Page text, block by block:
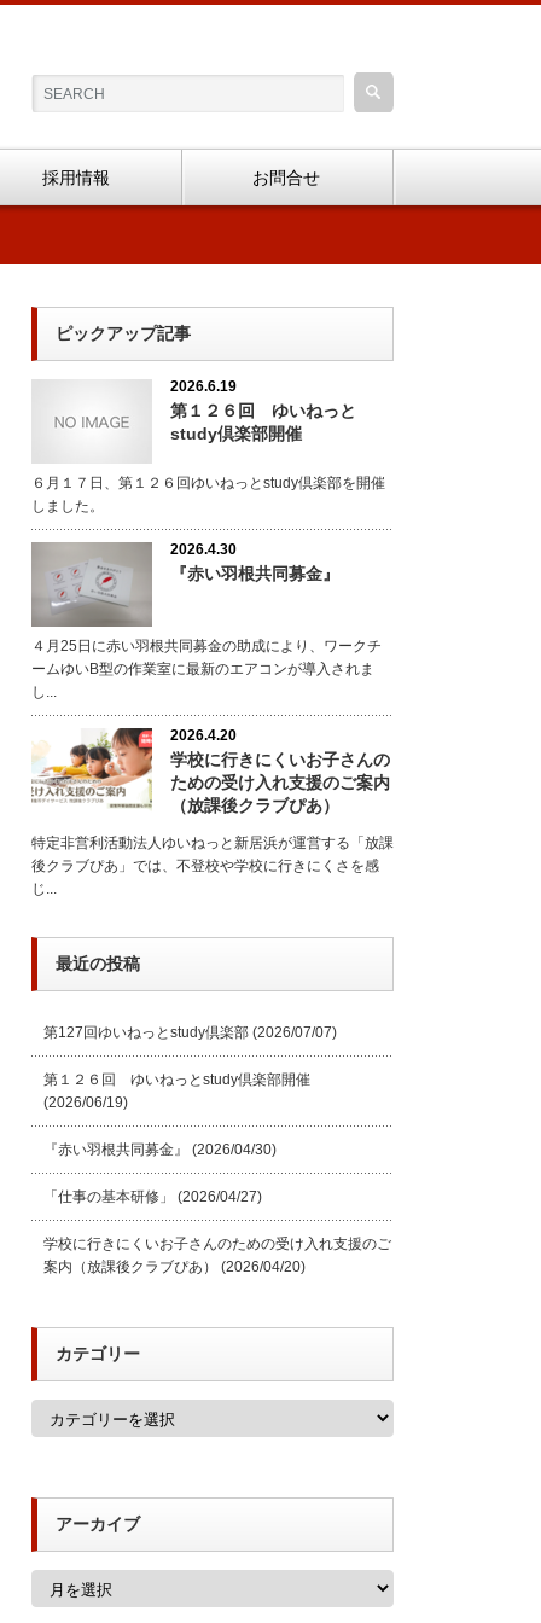
採用情報 お問合せ
ピックアップ記事
2026.6.19
第１２６回 ゆいねっと
study倶楽部開催
６月１７日、第１２６回ゆいねっとstudy倶楽部を開催
しました。
2026.4.30
『赤い羽根共同募金』
４月25日に赤い羽根共同募金の助成により、ワークチ
ームゆいB型の作業室に最新のエアコンが導入されま
し...
2026.4.20
学校に行きにくいお子さんの
ための受け入れ支援のご案内
（放課後クラブぴあ）
特定非営利活動法人ゆいねっと新居浜が運営する「放課
後クラブぴあ」では、不登校や学校に行きにくさを感
じ...
最近の投稿
第127回ゆいねっとstudy倶楽部 (2026/07/07)
第１２６回 ゆいねっとstudy倶楽部開催
(2026/06/19)
『赤い羽根共同募金』 (2026/04/30)
「仕事の基本研修」 (2026/04/27)
学校に行きにくいお子さんのための受け入れ支援のご
案内（放課後クラブぴあ）
(2026/04/20)
カテゴリー
アーカイブ